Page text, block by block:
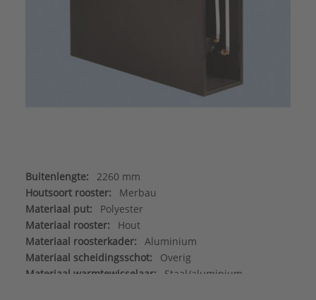
Buitenlengte:
2260 mm
Houtsoort rooster:
Merbau
Materiaal put:
Polyester
Materiaal rooster:
Hout
Materiaal roosterkader:
Aluminium
Materiaal scheidingsschot:
Overig
Materiaal warmtewisselaar:
Staal/aluminium